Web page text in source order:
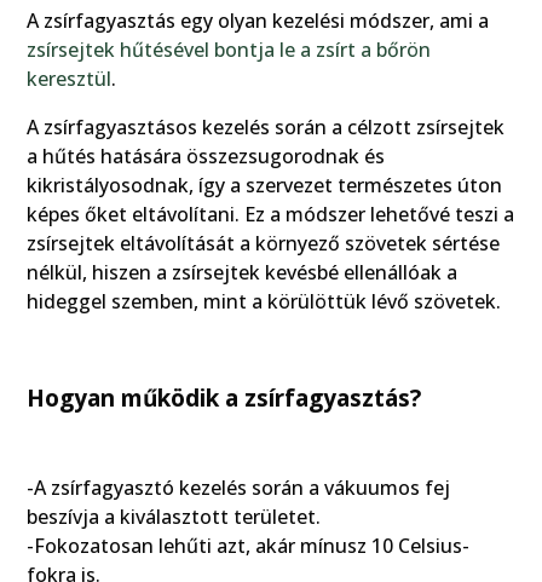
A zsírfagyasztás egy olyan kezelési módszer, ami a
zsírsejtek hűtésével bontja le a zsírt a bőrön
keresztül.
A zsírfagyasztásos kezelés során a célzott zsírsejtek
a hűtés hatására összezsugorodnak és
kikristályosodnak, így a szervezet természetes úton
képes őket eltávolítani. Ez a módszer lehetővé teszi a
zsírsejtek eltávolítását a környező szövetek sértése
nélkül, hiszen a zsírsejtek kevésbé ellenállóak a
hideggel szemben, mint a körülöttük lévő szövetek.
Hogyan működik a zsírfagyasztás?
-A zsírfagyasztó kezelés során a vákuumos fej
beszívja a kiválasztott területet.
-Fokozatosan lehűti azt, akár mínusz 10 Celsius-
fokra is.